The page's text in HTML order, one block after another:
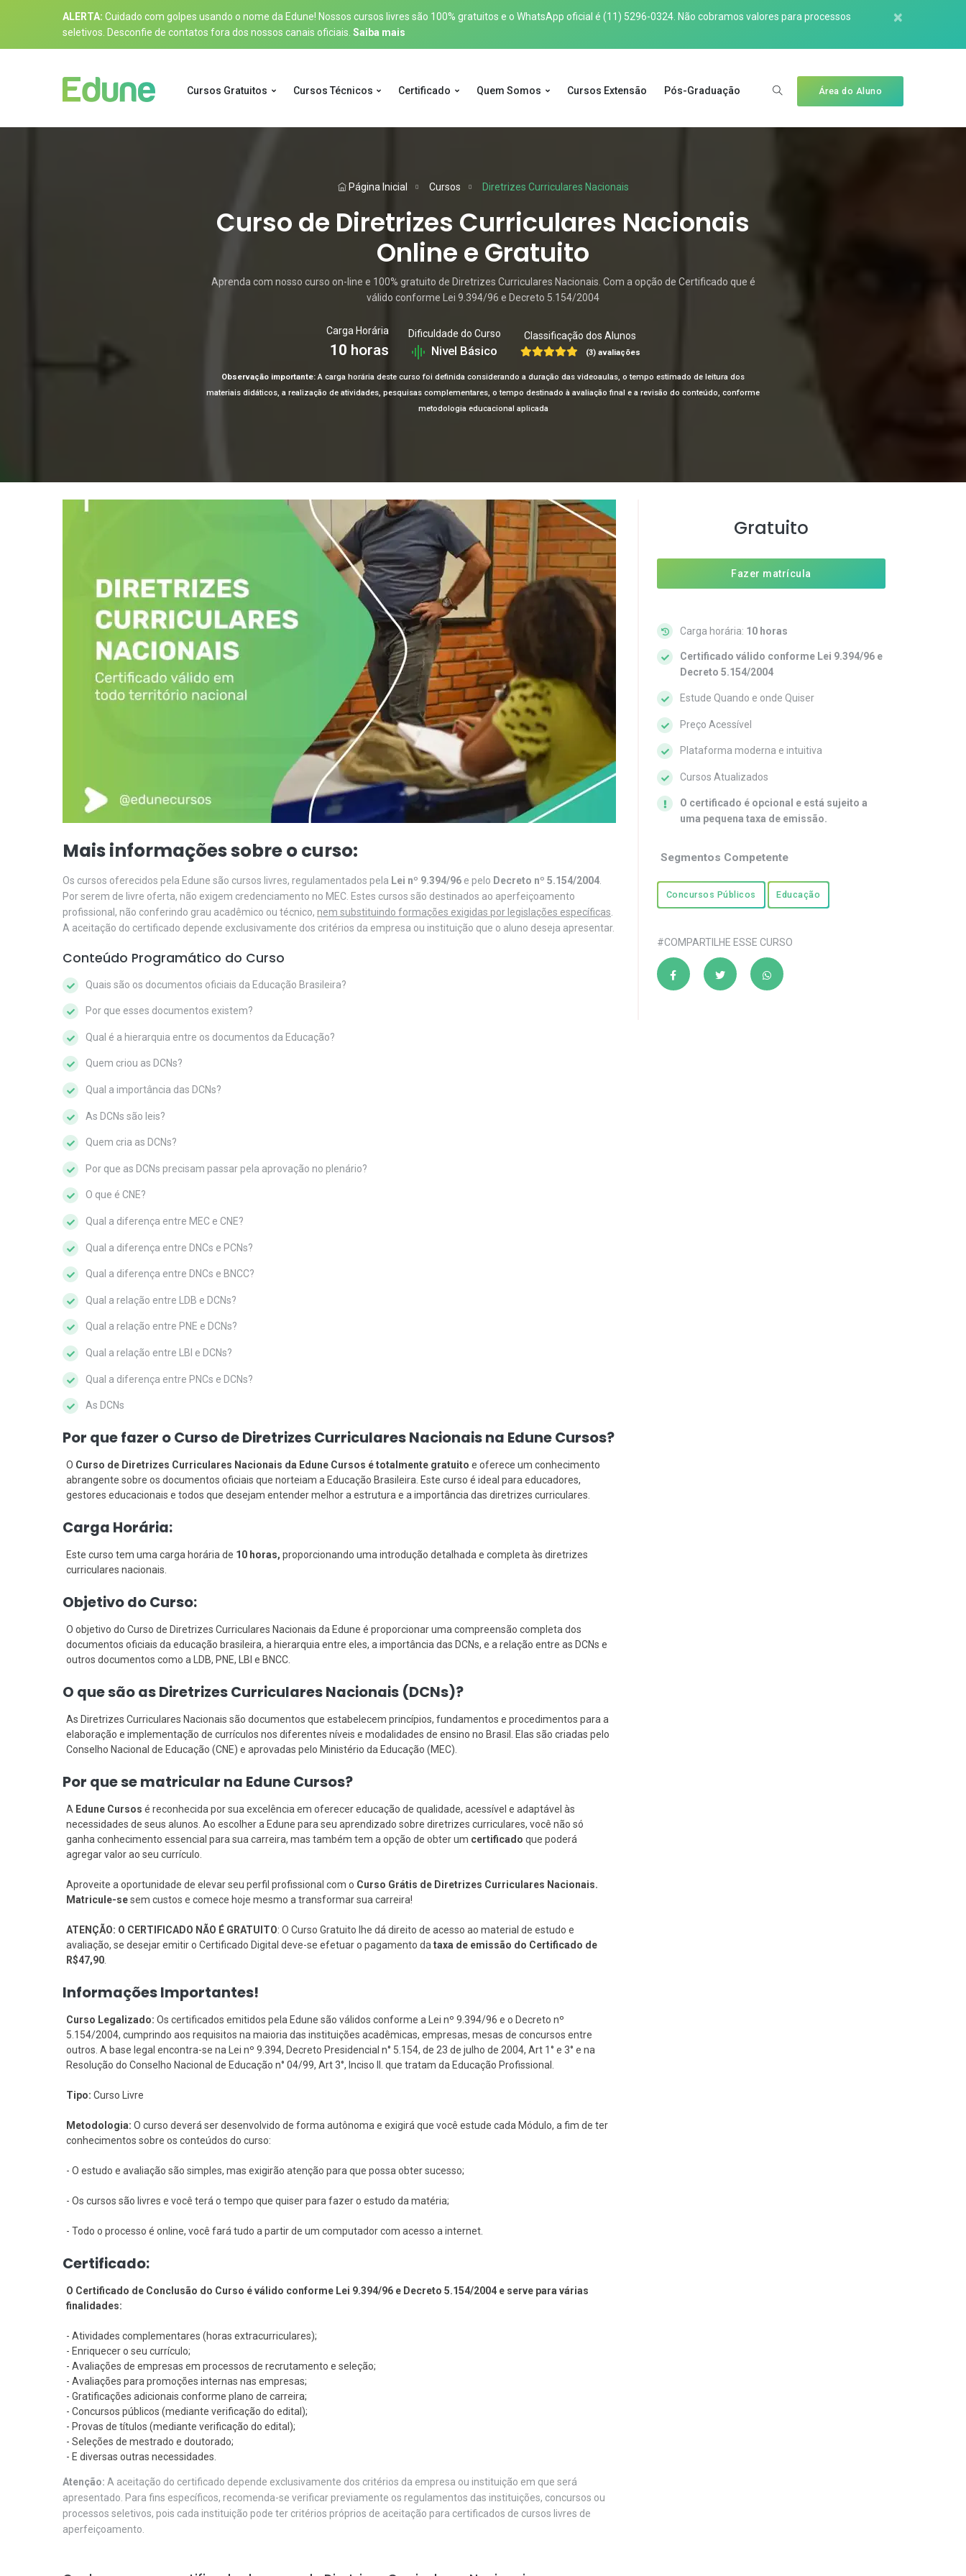
ALERTA: Cuidado com golpes usando o nome da Edune! Nossos cursos livres são 100% gratuitos e o WhatsApp oficial é (11) 5296-0324 . Não cobramos valores para processos
seletivos. Desconfie de contatos fora dos nossos canais oficiais. Saiba mais
×
Cursos Gratuitos Cursos Técnicos Certificado Quem Somos Cursos Extensão Pós-Graduação Área do Aluno
Página Inicial Cursos Diretrizes Curriculares Nacionais
Curso de Diretrizes Curriculares Nacionais
Online e Gratuito
Aprenda com nosso curso on-line e 100% gratuito de Diretrizes Curriculares Nacionais. Com a opção de Certificado que é
válido conforme Lei 9.394/96 e Decreto 5.154/2004
Carga Horária
10 horas
Dificuldade do Curso
Nivel Básico
Classificação dos Alunos
(3) avaliações
Observação importante:A carga horária deste curso foi definida considerando a duração das videoaulas, o tempo estimado de leitura dos
materiais didáticos, a realização de atividades, pesquisas complementares, o tempo destinado à avaliação final e a revisão do conteúdo, conforme
metodologia educacional aplicada
Mais informações sobre o curso:
Os cursos oferecidos pela Edune são cursos livres, regulamentados pela Lei nº 9.394/96 e pelo Decreto nº 5.154/2004
Por serem de livre oferta, não exigem credenciamento no MEC. Estes cursos são destinados ao aperfeiçoamento
profissional, não conferindo grau acadêmico ou técnico, nem substituindo formações exigidas por legislações específicas
A aceitação do certificado depende exclusivamente dos critérios da empresa ou instituição que o aluno deseja apresentar.
Conteúdo Programático do Curso
Quais são os documentos oficiais da Educação Brasileira?
Por que esses documentos existem?
Qual é a hierarquia entre os documentos da Educação?
Quem criou as DCNs?
Qual a importância das DCNs?
As DCNs são leis?
Quem cria as DCNs?
Por que as DCNs precisam passar pela aprovação no plenário?
O que é CNE?
Qual a diferença entre MEC e CNE?
Qual a diferença entre DNCs e PCNs?
Qual a diferença entre DNCs e BNCC?
Qual a relação entre LDB e DCNs?
Qual a relação entre PNE e DCNs?
Qual a relação entre LBI e DCNs?
Qual a diferença entre PNCs e DCNs?
As DCNs
Por que fazer o Curso de Diretrizes Curriculares Nacionais na Edune Cursos?
O Curso de Diretrizes Curriculares Nacionais da Edune Cursos é totalmente gratuito e oferece um conhecimento
abrangente sobre os documentos oficiais que norteiam a Educação Brasileira. Este curso é ideal para educadores,
gestores educacionais e todos que desejam entender melhor a estrutura e a importância das diretrizes curriculares.
Carga Horária:
Este curso tem uma carga horária de 10 horas, proporcionando uma introdução detalhada e completa às diretrizes
curriculares nacionais.
Objetivo do Curso:
O objetivo do Curso de Diretrizes Curriculares Nacionais da Edune é proporcionar uma compreensão completa dos
documentos oficiais da educação brasileira, a hierarquia entre eles, a importância das DCNs, e a relação entre as DCNs e
outros documentos como a LDB, PNE, LBI e BNCC.
O que são as Diretrizes Curriculares Nacionais (DCNs)?
As Diretrizes Curriculares Nacionais são documentos que estabelecem princípios, fundamentos e procedimentos para a
elaboração e implementação de currículos nos diferentes níveis e modalidades de ensino no Brasil. Elas são criadas pelo
Conselho Nacional de Educação (CNE) e aprovadas pelo Ministério da Educação (MEC).
Por que se matricular na Edune Cursos?
A Edune Cursos é reconhecida por sua excelência em oferecer educação de qualidade, acessível e adaptável às
necessidades de seus alunos. Ao escolher a Edune para seu aprendizado sobre diretrizes curriculares, você não só
ganha conhecimento essencial para sua carreira, mas também tem a opção de obter um certificado que poderá
agregar valor ao seu currículo.
Aproveite a oportunidade de elevar seu perfil profissional com o Curso Grátis de Diretrizes Curriculares Nacionais.
Matricule-sesem custos e comece hoje mesmo a transformar sua carreira!
ATENÇÃO: O CERTIFICADO NÃO É GRATUITO: O Curso Gratuito lhe dá direito de acesso ao material de estudo e
avaliação, se desejar emitir o Certificado Digital deve-se efetuar o pagamento da taxa de emissão do Certificado de
R$47,90
Informações Importantes!
Curso Legalizado: Os certificados emitidos pela Edune são válidos conforme a Lei nº 9.394/96 e o Decreto nº
5.154/2004, cumprindo aos requisitos na maioria das instituições acadêmicas, empresas, mesas de concursos entre
outros. A base legal encontra-se na Lei nº 9.394, Decreto Presidencial n° 5.154, de 23 de julho de 2004, Art 1° e 3° e na
Resolução do Conselho Nacional de Educação n° 04/99, Art 3°, Inciso II. que tratam da Educação Profissional.
Tipo: Curso Livre
Metodologia: O curso deverá ser desenvolvido de forma autônoma e exigirá que você estude cada Módulo, a fim de ter
conhecimentos sobre os conteúdos do curso:
- O estudo e avaliação são simples, mas exigirão atenção para que possa obter sucesso;
- Os cursos são livres e você terá o tempo que quiser para fazer o estudo da matéria;
- Todo o processo é online, você fará tudo a partir de um computador com acesso a internet.
Certificado:
O Certificado de Conclusão do Curso é válido conforme Lei 9.394/96 e Decreto 5.154/2004 e serve para várias
finalidades:
- Atividades complementares (horas extracurriculares);
- Enriquecer o seu currículo;
- Avaliações de empresas em processos de recrutamento e seleção;
- Avaliações para promoções internas nas empresas;
- Gratificações adicionais conforme plano de carreira;
- Concursos públicos (mediante verificação do edital);
- Provas de títulos (mediante verificação do edital);
- Seleções de mestrado e doutorado;
- E diversas outras necessidades.
Atenção: A aceitação do certificado depende exclusivamente dos critérios da empresa ou instituição em que será
apresentado. Para fins específicos, recomenda-se verificar previamente os regulamentos das instituições, concursos ou
processos seletivos, pois cada instituição pode ter critérios próprios de aceitação para certificados de cursos livres de
aperfeiçoamento.
Gratuito
Fazer matrícula
Carga horária: 10 horas
Certificado válido conforme Lei 9.394/96 e
Decreto 5.154/2004
Estude Quando e onde Quiser
Preço Acessível
Plataforma moderna e intuitiva
Cursos Atualizados
O certificado é opcional e está sujeito a
uma pequena taxa de emissão.
Segmentos Competente
Concursos Públicos Educação
#COMPARTILHE ESSE CURSO